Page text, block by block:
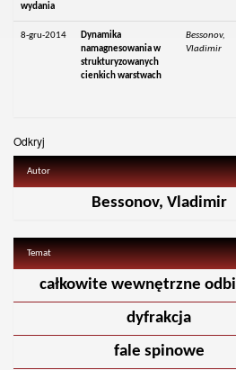
wydania
8-gru-2014
Dynamika
namagnesowania w
strukturyzowanych
cienkich warstwach
Bessonov,
Vladimir
Odkryj
Autor
Bessonov, Vladimir
Temat
całkowite wewnętrzne
dyfrakcja
fale spinowe